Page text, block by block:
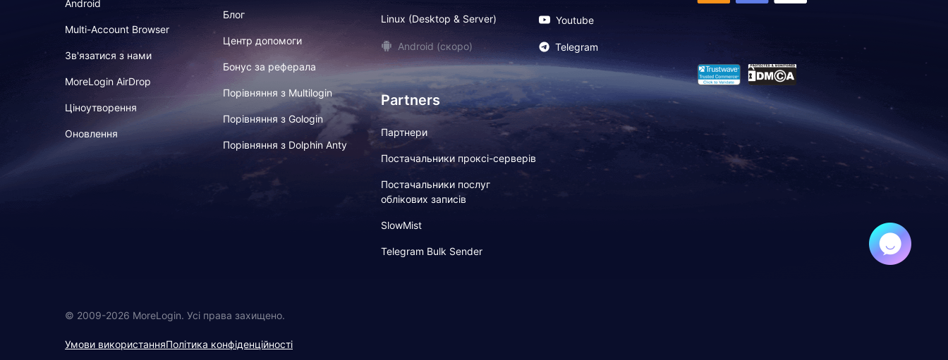
Android
Multi-Account Browser
Зв'язатися з нами
MoreLogin AirDrop
Ціноутворення
Оновлення
Блог
Центр допомоги
Бонус за реферала
Порівняння з Multilogin
Порівняння з Gologin
Порівняння з Dolphin Anty
Linux (Desktop & Server)
Android (скоро)
Partners
Партнери
Постачальники проксі-серверів
Постачальники послуг
облікових записів
SlowMist
Telegram Bulk Sender
Youtube
Telegram
© 2009-2026 MoreLogin. Усі права захищено.
Умови використанняПолітика конфіденційності